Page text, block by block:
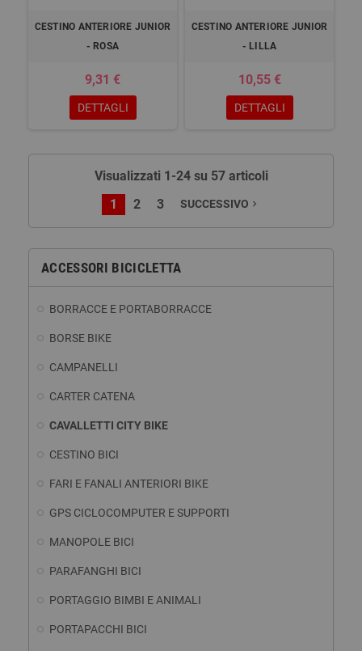
ACCESSORI BICICLETTA
BORRACCE E PORTABORRACCE
BORSE BIKE
CAMPANELLI
CARTER CATENA
CAVALLETTI CITY BIKE
CESTINO BICI
FARI E FANALI ANTERIORI BIKE
GPS CICLOCOMPUTER E SUPPORTI
MANOPOLE BICI
PARAFANGHI BICI
PORTAGGIO BIMBI E ANIMALI
PORTAPACCHI BICI
CESTINO ANTERIORE JUNIOR
- ROSA
9,31 €
DETTAGLI
CESTINO ANTERIORE JUNIOR
- LILLA
10,55 €
DETTAGLI
Visualizzati 1-24 su 57 articoli
1
2 3 SUCCESSIVO navigate_next